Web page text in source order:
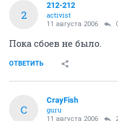
2
212-212
activist
11 августа 2006
Пока сбоев не было.
ОТВЕТИТЬ
C
CrayFish
guru
11 августа 2006